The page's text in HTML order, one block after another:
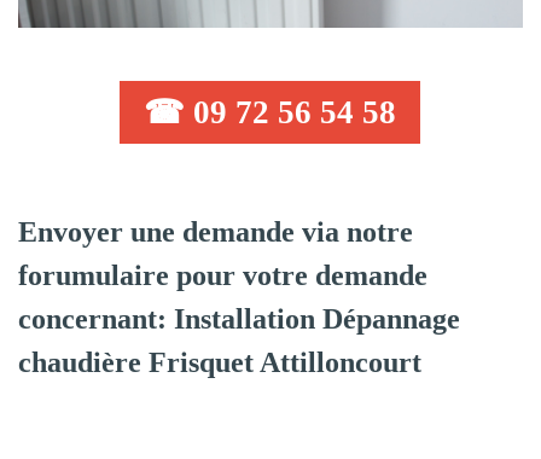
☎ 09 72 56 54 58
Envoyer une demande via notre
forumulaire pour votre demande
concernant: Installation Dépannage
chaudière Frisquet Attilloncourt